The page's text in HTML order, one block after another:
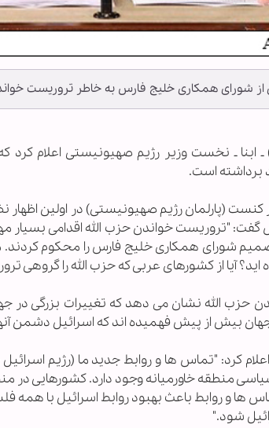
شورای همکاری خلیج فارس به خاطر تروریست
ابنا ـ نخست وزیر رژیم صهیونیستی اعلام
برداشته است.
کنست (پارلمان رژیم صهیونیستی) در اولین اظهار
"تروریست خواندن حزب الله اقدامی بسیار
شورای همکاری خلیج فارس را محکوم کردند.
آیا از کشورهای عربی که حزب الله را گروهی
حزب الله نشان می دهد که تغییرات بزرگی
بیش از پیش فهمیده اند که اسرائیل دشمن
کرد: "تماس ها و روابط جدید ما (رژیم
منطقه خاورمیانه وجود دارد. کشورهایی در
ها و روابط باعث بهبود روابط اسرائیل با
شود."